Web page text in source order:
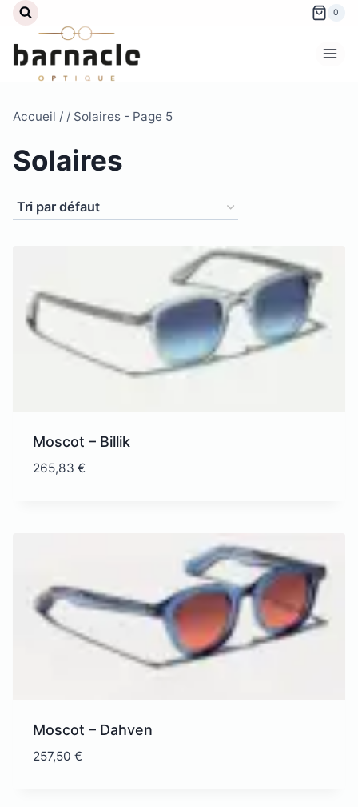
Aller
contenu
0
Accueil / / Solaires - Page 5
Solaires
Moscot – Billik
265,83€
Moscot – Dahven
257,50€